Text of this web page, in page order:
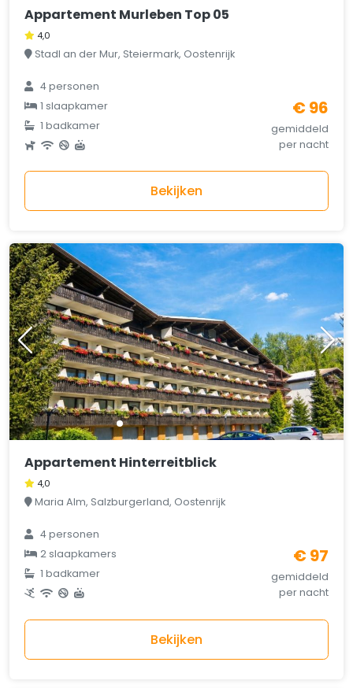
Appartement Murleben Top 05
4,0
Stadl an der Mur, Steiermark, Oostenrijk
4 personen
1 slaapkamer
1 badkamer
€ 96
gemiddeld
per nacht
Bekijken
Appartement Hinterreitblick
4,0
Maria Alm, Salzburgerland, Oostenrijk
4 personen
2 slaapkamers
1 badkamer
€ 97
gemiddeld
per nacht
Bekijken